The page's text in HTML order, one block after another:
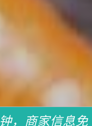
，商家信息免